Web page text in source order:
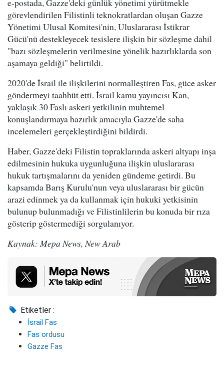
e-postada, Gazze'deki günlük yönetimi yürütmekle
görevlendirilen Filistinli teknokratlardan oluşan Gazze
Yönetimi Ulusal Komitesi'nin, Uluslararası İstikrar
Gücü'nü destekleyecek tesislere ilişkin bir sözleşme dahil
"bazı sözleşmelerin verilmesine yönelik hazırlıklarda son
aşamaya geldiği" belirtildi.
2020'de İsrail ile ilişkilerini normalleştiren Fas, güce asker
göndermeyi taahhüt etti. İsrail kamu yayıncısı Kan,
yaklaşık 30 Faslı askeri yetkilinin muhtemel
konuşlandırmaya hazırlık amacıyla Gazze'de saha
incelemeleri gerçekleştirdiğini bildirdi.
Haber, Gazze'deki Filistin topraklarında askeri altyapı inşa
edilmesinin hukuka uygunluğuna ilişkin uluslararası
hukuk tartışmalarını da yeniden gündeme getirdi. Bu
kapsamda Barış Kurulu'nun veya uluslararası bir gücün
arazi edinmek ya da kullanmak için hukuki yetkisinin
bulunup bulunmadığı ve Filistinlilerin bu konuda bir rıza
gösterip göstermediği sorgulanıyor.
Kaynak: Mepa News, New Arab
Etiketler :
İsrail Fas
Fas ordusu
Gazze Fas